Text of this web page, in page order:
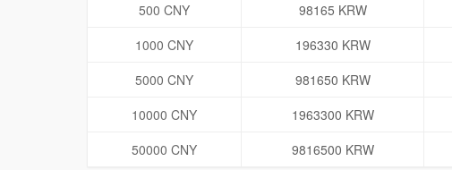
500 CNY
98165 KRW
1000 CNY
196330 KRW
5000 CNY
981650 KRW
10000 CNY
1963300 KRW
50000 CNY
9816500 KRW